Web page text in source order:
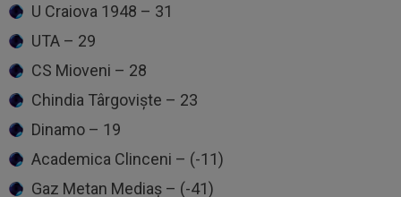
U Craiova 1948 – 31
UTA – 29
CS Mioveni – 28
Chindia Târgoviște – 23
Dinamo – 19
Academica Clinceni – (-11)
Gaz Metan Mediaș – (-41)